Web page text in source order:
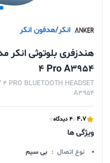
انکر/هدفون انکر
4 Pro A3954
4 PRO BLUETOOTH HEADSET
A3954
4.7 4 دیدگاه
ویژگی ها
نوع اتصال : بی‌ سیم